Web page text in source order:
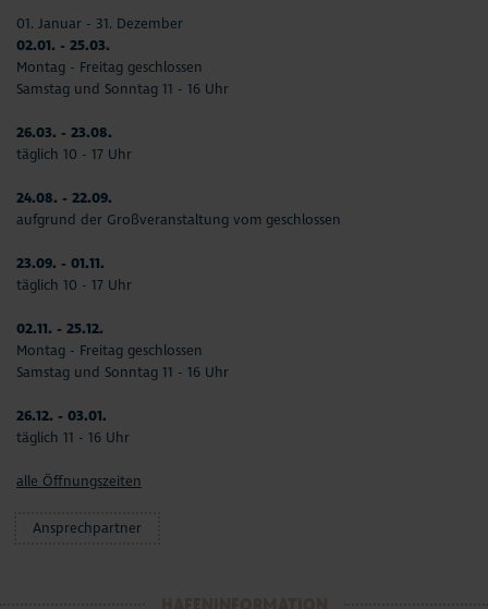
01. Januar - 31. Dezember
02.01. - 25.03.
Montag - Freitag geschlossen
Samstag und Sonntag 11 - 16 Uhr
26.03. - 23.08.
täglich 10 - 17 Uhr
24.08. - 22.09.
aufgrund der Großveranstaltung vom geschlossen
23.09. - 01.11.
täglich 10 - 17 Uhr
02.11. - 25.12.
Montag - Freitag geschlossen
Samstag und Sonntag 11 - 16 Uhr
26.12. - 03.01.
täglich 11 - 16 Uhr
alle Öffnungszeiten
Ansprechpartner